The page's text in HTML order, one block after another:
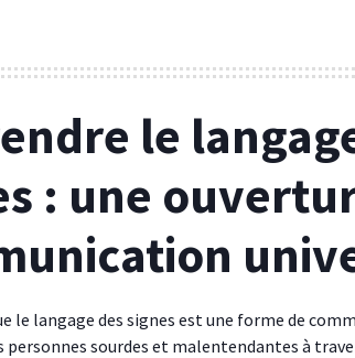
le
: une
le langage des signes est une forme de
personnes sourdes et malentendantes à